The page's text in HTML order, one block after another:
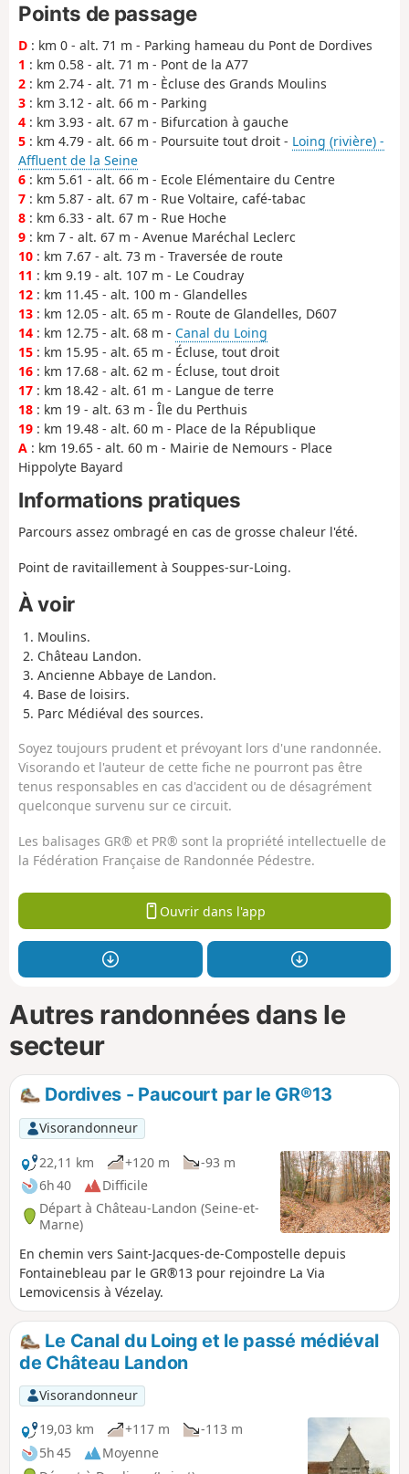
Points de passage
D : km 0 - alt. 71 m - Parking hameau du Pont de Dordives
1 : km 0.58 - alt. 71 m - Pont de la A77
2 : km 2.74 - alt. 71 m - Ècluse des Grands Moulins
3 : km 3.12 - alt. 66 m - Parking
4 : km 3.93 - alt. 67 m - Bifurcation à gauche
5 : km 4.79 - alt. 66 m - Poursuite tout droit - Loing (rivière) -
Affluent de la Seine
6 : km 5.61 - alt. 66 m - Ecole Elémentaire du Centre
7 : km 5.87 - alt. 67 m - Rue Voltaire, café-tabac
8 : km 6.33 - alt. 67 m - Rue Hoche
9 : km 7 - alt. 67 m - Avenue Maréchal Leclerc
10 : km 7.67 - alt. 73 m - Traversée de route
11 : km 9.19 - alt. 107 m - Le Coudray
12 : km 11.45 - alt. 100 m - Glandelles
13 : km 12.05 - alt. 65 m - Route de Glandelles, D607
14 : km 12.75 - alt. 68 m - Canal du Loing
15 : km 15.95 - alt. 65 m - Écluse, tout droit
16 : km 17.68 - alt. 62 m - Écluse, tout droit
17 : km 18.42 - alt. 61 m - Langue de terre
18 : km 19 - alt. 63 m - Île du Perthuis
19 : km 19.48 - alt. 60 m - Place de la République
A : km 19.65 - alt. 60 m - Mairie de Nemours - Place
Hippolyte Bayard
Informations pratiques
Parcours assez ombragé en cas de grosse chaleur l'été.
Point de ravitaillement à Souppes-sur-Loing.
À voir
Moulins.
Château Landon.
Ancienne Abbaye de Landon.
Base de loisirs.
Parc Médiéval des sources.
Soyez toujours prudent et prévoyant lors d'une randonnée.
Visorando et l'auteur de cette fiche ne pourront pas être
tenus responsables en cas d'accident ou de désagrément
quelconque survenu sur ce circuit.
Les balisages GR® et PR® sont la propriété intellectuelle de
la Fédération Française de Randonnée Pédestre.
Ouvrir dans l'app
Autres randonnées dans le
secteur
Dordives - Paucourt par le GR®13
Visorandonneur
22,11 km
+120 m
-93 m
6h 40
Difficile
Départ à Château-Landon (Seine-et-
Marne)
En chemin vers Saint-Jacques-de-Compostelle depuis
Fontainebleau par le GR®13 pour rejoindre La Via
Lemovicensis à Vézelay.
Le Canal du Loing et le passé médiéval
de Château Landon
Visorandonneur
19,03 km
+117 m
-113 m
5h 45
Moyenne